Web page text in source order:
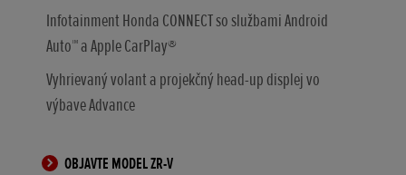
Infotainment Honda CONNECT so službami Android
Auto™ a Apple CarPlay®
Vyhrievaný volant a projekčný head-up displej vo
výbave Advance
OBJAVTE MODEL ZR-V